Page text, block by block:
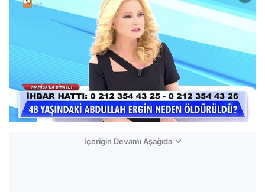
İçeriğin Devamı Aşağıda